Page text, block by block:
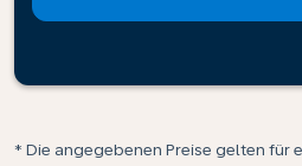
* Die angegebenen Preise gelten für